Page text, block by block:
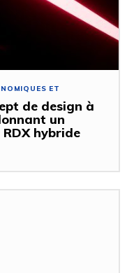
ET
de design à
un
hybride